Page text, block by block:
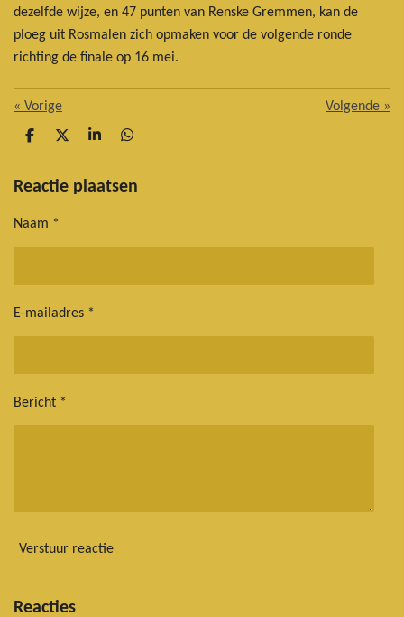
dezelfde wijze, en 47 punten van Renske Gremmen, kan de
ploeg uit Rosmalen zich opmaken voor de volgende ronde
richting de finale op 16 mei.
« Vorige Volgende »
D
e
D
l
S
r
D
e
Reactie plaatsen
Naam *
E-mailadres *
Bericht *
Verstuur reactie
Reacties